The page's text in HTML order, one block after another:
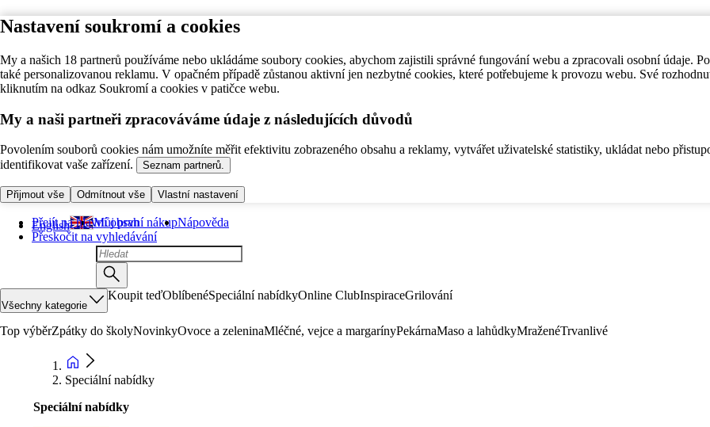
Nastavení soukromí a cookies
My a našich 18 partnerů používáme nebo ukládáme soubory cookies, abychom zajistili správné fungování webu a zpracovali osobní údaje.
také personalizovanou reklamu. V opačném případě zůstanou aktivní jen nezbytné cookies, které potřebujeme k provozu webu. Své
kliknutím na odkaz Soukromí a cookies v patičce webu.
My a naši partneři zpracováváme údaje z následujících důvodů
Povolením souborů cookies nám umožníte měřit efektivitu zobrazeného obsahu a reklamy, vytvářet uživatelské statistiky, ukládat nebo
identifikovat vaše zařízení.
Seznam partnerů.
Přijmout vše Odmítnout vše Vlastní nastavení
Přejít na hlavní obsah
Přeskočit na vyhledávání
English Můj první nákupNápověda
Všechny kategorie
Koupit teďOblíbenéSpeciální nabídkyOnline ClubInspiraceGrilování
Top výběrZpátky do školyNovinkyOvoce a zeleninaMléčné, vejce a margarínyPekárnaMaso a lahůdkyMraženéTrvanlivé
Speciální nabídky
Speciální nabídky